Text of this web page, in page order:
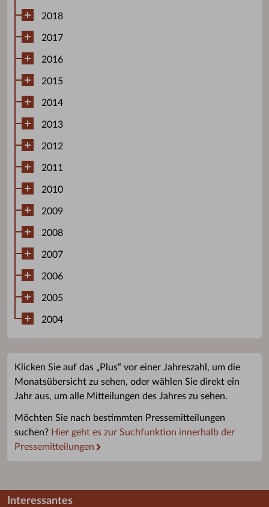
2018
2017
2016
2015
2014
2013
2012
2011
2010
2009
2008
2007
2006
2005
2004
Klicken Sie auf das „Plus“ vor einer Jahreszahl, um die
Monatsübersicht zu sehen, oder wählen Sie direkt ein
Jahr aus, um alle Mitteilungen des Jahres zu sehen.
Möchten Sie nach bestimmten Pressemitteilungen
suchen? Hier geht es zur Suchfunktion innerhalb der
Pressemitteilungen
Interessantes